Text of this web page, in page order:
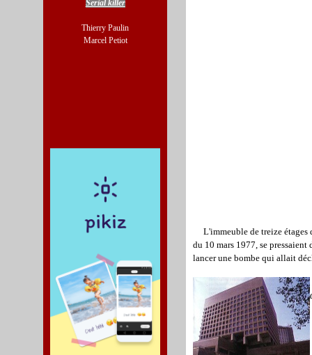
Serial killer
Thierry Paulin
Marcel Petiot
L'immeuble de treize étages
du 10 mars 1977, se
lancer une bombe qui allait